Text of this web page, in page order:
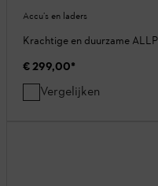
Accu’s en laders
Krachtige en duurzame
€ 299,00*
Vergelijken